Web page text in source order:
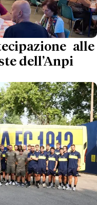
alle
dell’Anpi